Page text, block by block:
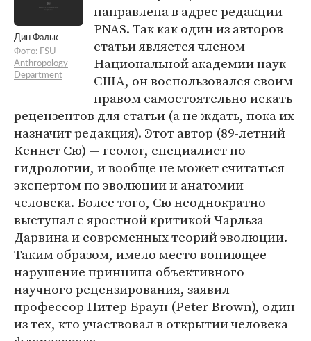
Дин Фальк
Фото: FSU
Anthropology
Department
направлена в адрес редакции
PNAS. Так как один из авторов
статьи является членом
Национальной академии наук
США, он воспользовался своим
правом самостоятельно искать
рецензентов для статьи (а не ждать, пока их
назначит редакция). Этот автор (89-летний
Кеннет Сю) — геолог, специалист по
гидрологии, и вообще не может считаться
экспертом по эволюции и анатомии
человека. Более того, Сю неоднократно
выступал с яростной критикой Чарльза
Дарвина и современных теорий эволюции.
Таким образом, имело место вопиющее
нарушение принципа объективного
научного рецензирования, заявил
профессор Питер Браун (Peter Brown), один
из тех, кто участвовал в открытии человека